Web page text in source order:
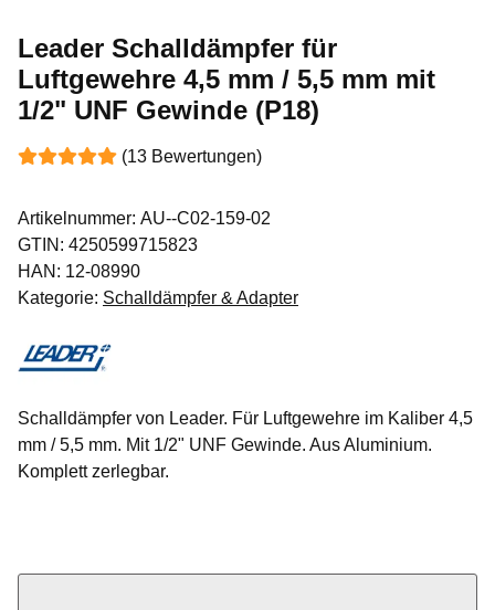
Leader Schalldämpfer für
Luftgewehre 4,5 mm / 5,5 mm mit
1/2" UNF Gewinde (P18)
(13 Bewertungen)
Artikelnummer: AU--C02-159-02
GTIN: 4250599715823
HAN: 12-08990
Kategorie: Schalldämpfer & Adapter
Schalldämpfer von Leader. Für Luftgewehre im Kaliber 4,5
mm / 5,5 mm. Mit 1/2" UNF Gewinde. Aus Aluminium.
Komplett zerlegbar.